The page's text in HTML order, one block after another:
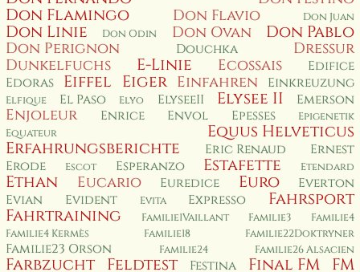
Don Flamingo Don Flavio Don Juan
Don Linie Don Odin Don Ovan Don Pablo
Don Perignon Douchka
Dressur
Dunkelfuchs
E-Linie Ecossais
Edifice
Edoras
Eiffel Eiger Einfahren Einkreuzung
Elfique El Paso Elyo ElyseeII Elysee II Emerson
Enjoleur Enrice Envol Epesses
Epigenetik
Equateur
Equus Helveticus
Erfahrungsberichte
Eric Renaud
Ernest
Erode
Escot Esperanzo Estafette Etendard
Ethan Eucario Euredice Euro
Everton
Evian
Evident Evita Expresso
Fahrsport
Fahrtraining
Familie1Vaillant Familie3
Familie4
Familie4 Kermès
Familie18 Familie22Doktryner
Familie23 Orson Familie24 Familie26 Alsacien
Farbzucht Feldtest Festina Final FM FM